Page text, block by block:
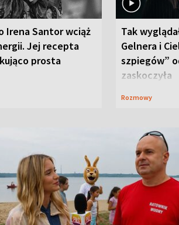
Irena Santor wciąż
Jej recepta
prosta
Tak
Gelnera i
szpiegów”
zaskoczyła
Rozmowy